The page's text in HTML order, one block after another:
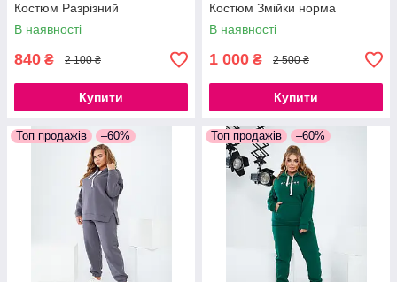
Костюм Разрізний
В наявності
840 ₴ 2 100 ₴
Купити
Костюм Змійки норма
В наявності
1 000 ₴ 2 500 ₴
Купити
Топ продажів –60% Топ продажів –60%